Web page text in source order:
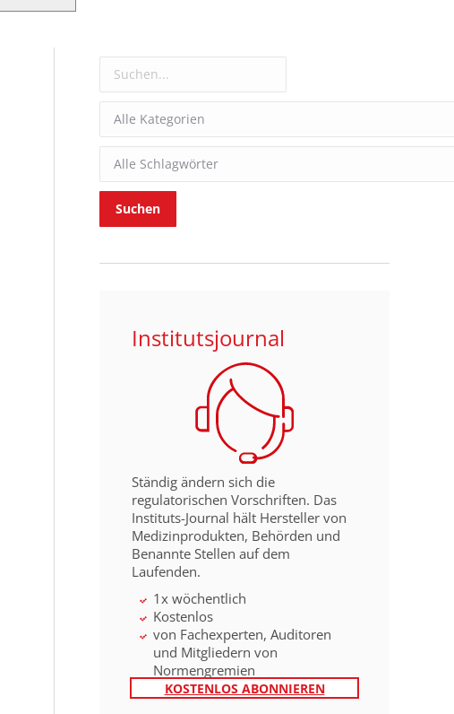
Institutsjournal
Ständig ändern sich die
regulatorischen Vorschriften. Das
Instituts-Journal hält Hersteller von
Medizinprodukten, Behörden und
Benannte Stellen auf dem
Laufenden.
1x wöchentlich
Kostenlos
von Fachexperten, Auditoren
und Mitgliedern von
Normengremien
KOSTENLOS ABONNIEREN